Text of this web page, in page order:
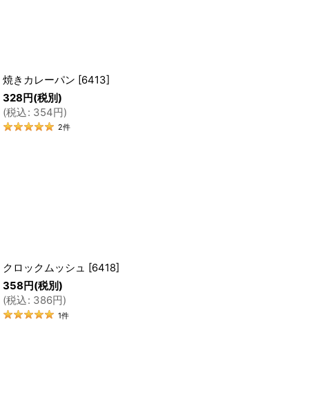
焼きカレーパン [6413]
328 円(税別)
(税込: 354円)
2件
クロックムッシュ 6418
358 円(税別)
(税込: 386円 )
1件